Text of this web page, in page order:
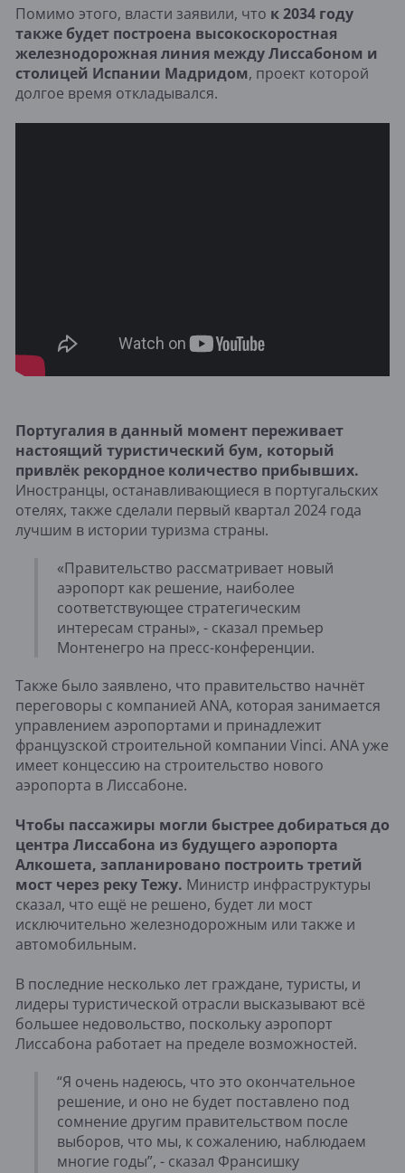
Помимо этого, власти заявили, что к 2034 году
также будет построена высокоскоростная
железнодорожная линия между Лиссабоном и
столицей Испании Мадридом, проект которой
долгое время откладывался.
Португалия в данный момент переживает
настоящий туристический бум, который
привлёк рекордное количество прибывших.
Иностранцы, останавливающиеся в португальских
отелях, также сделали первый квартал 2024 года
лучшим в истории туризма страны.
«Правительство рассматривает новый
аэропорт как решение, наиболее
соответствующее стратегическим
интересам страны», - сказал премьер
Монтенегро на пресс-конференции.
Также было заявлено, что правительство начнёт
переговоры с компанией ANA, которая занимается
управлением аэропортами и принадлежит
французской строительной компании Vinci. ANA уже
имеет концессию на строительство нового
аэропорта в Лиссабоне.
Чтобы пассажиры могли быстрее добираться до
центра Лиссабона из будущего аэропорта
Алкошета, запланировано построить третий
мост через реку Тежу. Министр инфраструктуры
сказал, что ещё не решено, будет ли мост
исключительно железнодорожным или также и
автомобильным.
В последние несколько лет граждане, туристы, и
лидеры туристической отрасли высказывают всё
большее недовольство, поскольку аэропорт
Лиссабона работает на пределе возможностей.
“Я очень надеюсь, что это окончательное
решение, и оно не будет поставлено под
сомнение другим правительством после
выборов, что мы, к сожалению, наблюдаем
многие годы”, - сказал Франсишку